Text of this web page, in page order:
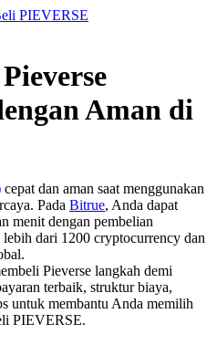
USDT sebagai jaminannya
PIEVERSE
Aman di
cepat dan aman saat menggunakan
Pada Bitrue, Anda dapat
menit dengan pembelian
dari 1200 cryptocurrency dan
Pieverse langkah demi
terbaik, struktur biaya,
untuk membantu Anda memilih
PIEVERSE.